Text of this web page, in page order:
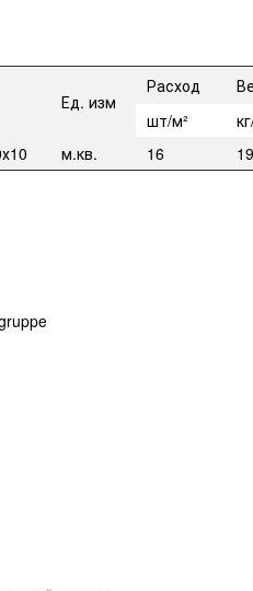
Ед. изм
Расход
шт/м²
м.кв. 16